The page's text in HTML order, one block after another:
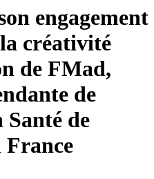
engagement
créativité
de FMad,
de
de
France